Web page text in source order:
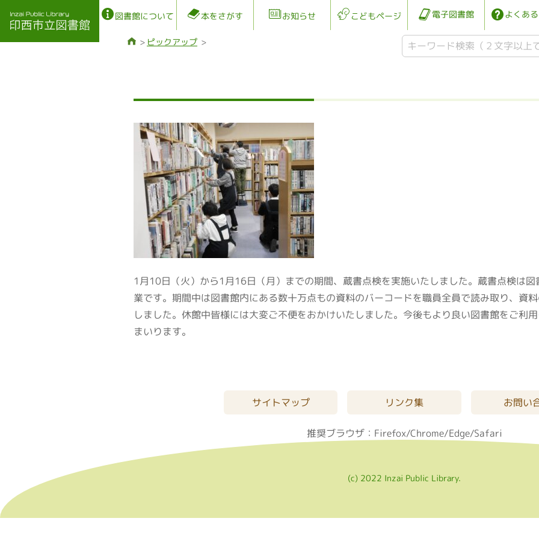
図書館について 本をさがす お知らせ こどもページ 電子図書館 よくあ
ピックアップ
1月10日（火）から1月16日（月）までの期間、蔵書点検を実施いたしました。蔵書点検は
業です。期間中は図書館内にある数十万点もの資料のバーコードを職員全員で読み取り、資
しました。休館中皆様には大変ご不便をおかけいたしました。今後もより良い図書館をご利
まいります。
サイトマップ リンク集 お問い
推奨ブラウザ：Firefox/Chrome/Edge/Safari
(c) 2022 Inzai Public Library.